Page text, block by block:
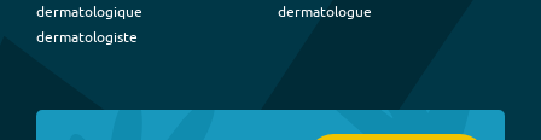
dermatologique
dermatologiste
dermatologue